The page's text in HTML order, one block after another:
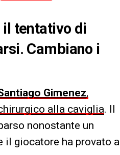
tentativo di
Cambiano i
Gimenez,
alla caviglia. Il
nonostante un
il giocatore ha provato a